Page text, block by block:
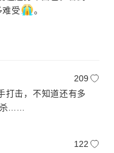
难受
。
209
打击，不知道还有多
杀……
122